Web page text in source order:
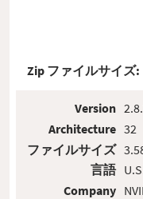
Zip ファイルサイズ:
Version
Architecture
ファイルサイズ
言語
Company
32